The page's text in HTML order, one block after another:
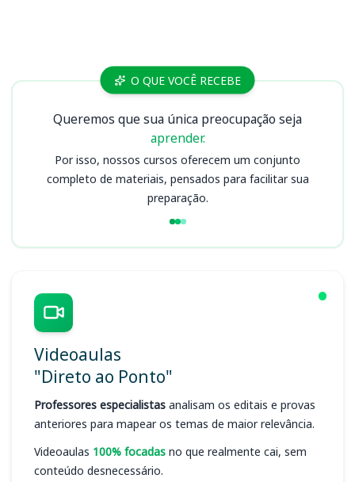
Cursos O QUE VOCÊ RECEBE
Queremos que sua única preocupação seja
aprender.
Por isso, nossos cursos oferecem um conjunto
completo de materiais, pensados para facilitar sua
preparação.
Videoaulas
"Direto ao Ponto"
Professores especialistas analisam os editais e provas
anteriores para mapear os temas de maior relevância.
Videoaulas 100% focadas no que realmente cai, sem
conteúdo desnecessário.